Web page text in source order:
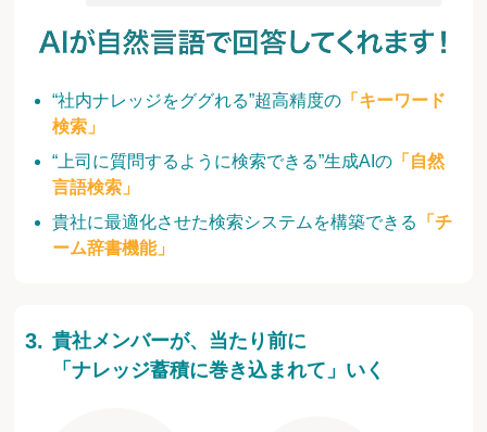
“社内ナレッジをググれる”超高精度の 「キーワード
検索」
“上司に質問するように検索できる”生成AIの 「自然
言語検索」
貴社に最適化させた検索システムを構築できる
「チ
ーム辞書機能」
貴社メンバーが、当たり前に
「ナレッジ蓄積に巻き込まれて」いく